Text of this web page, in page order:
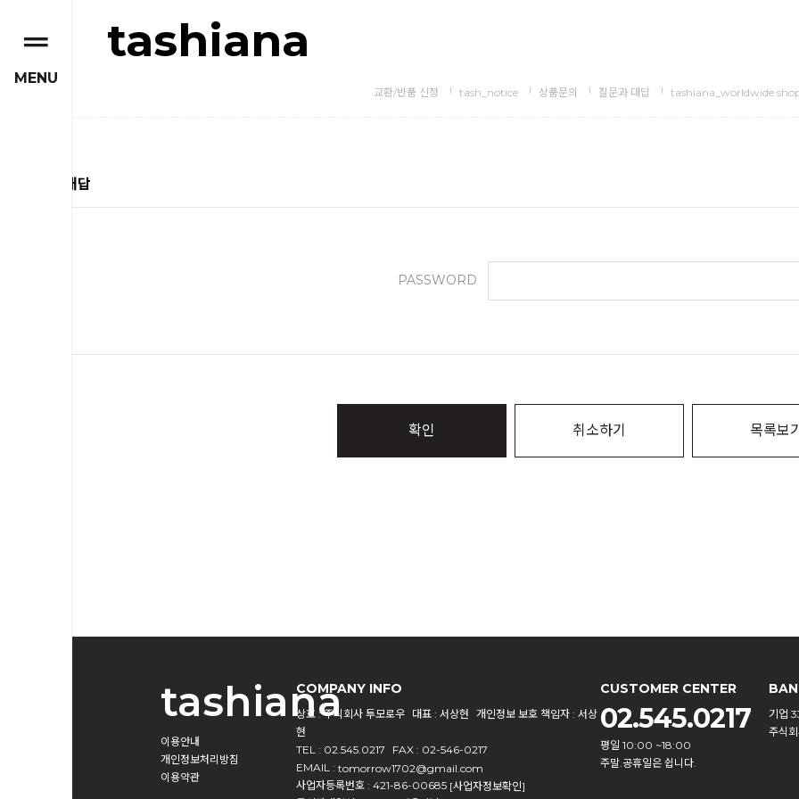
tashiana
MENU
교환/반품 신청 tash_notice 상품문의 질문과 대답 tashiana_worldwide
질문과 대답
PASSWORD
확인 취소하기 목록보기
tashiana
이용안내
개인정보처리방침
이용약관
COMPANY INFO
상호 : 주식회사 투모로우 대표 : 서상현 개인정보 보호 책임자 : 서상
현
TEL : 02.545.0217
FAX : 02-546-0217
EMAIL : tomorrow1702@gmail.com
사업자등록번호 : 421-86-00685 [사업자정보확인]
CUSTOMER CENTER
02.545.0217
평일 10:00 ~18:00
주말.공휴일은 쉽니다.
기업
주식